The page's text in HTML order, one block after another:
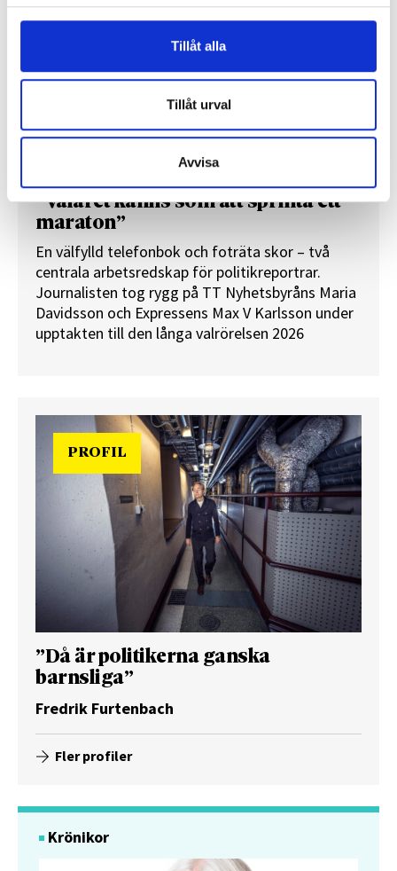
Tillåt alla
Tillåt urval
Avvisa
”Valåret känns som att sprinta ett
maraton”
En välfylld telefonbok och foträta skor – två
centrala arbetsredskap för politikreportrar.
Journalisten tog rygg på TT Nyhetsbyråns Maria
Davidsson och Expressens Max V Karlsson under
upptakten till den långa valrörelsen 2026
PROFIL
”Då är politikerna ganska
barnsliga”
Fredrik Furtenbach
Fler profiler
Krönikor